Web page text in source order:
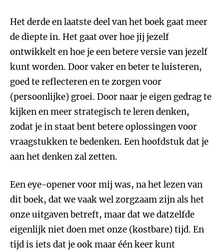
Het derde en laatste deel van het boek gaat meer
de diepte in. Het gaat over hoe jij jezelf
ontwikkelt en hoe je een betere versie van jezelf
kunt worden. Door vaker en beter te luisteren,
goed te reflecteren en te zorgen voor
(persoonlijke) groei. Door naar je eigen gedrag te
kijken en meer strategisch te leren denken,
zodat je in staat bent betere oplossingen voor
vraagstukken te bedenken. Een hoofdstuk dat je
aan het denken zal zetten.
Een eye-opener voor mij was, na het lezen van
dit boek, dat we vaak wel zorgzaam zijn als het
onze uitgaven betreft, maar dat we datzelfde
eigenlijk niet doen met onze (kostbare) tijd. En
tijd is iets dat je ook maar één keer kunt